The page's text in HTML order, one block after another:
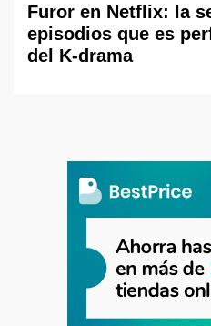
Furor en Netflix: la
episodios que es
del K-drama